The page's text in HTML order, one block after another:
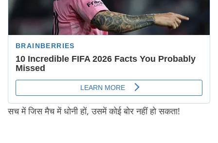
सच में जिस मैच में धोनी हों, उसमें कोई बोर नहीं हो सकता!